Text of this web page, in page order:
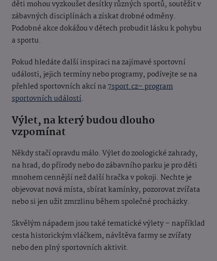
děti mohou vyzkoušet desítky různých sportů, soutěžit v
zábavných disciplínách a získat drobné odměny.
Podobné akce dokážou v dětech probudit lásku k pohybu
a sportu.
Pokud hledáte další inspiraci na zajímavé sportovní
události, jejich termíny nebo programy, podívejte se na
přehled sportovních akcí na7sport.cz– program
sportovních událostí.
Výlet, na který budou dlouho
vzpomínat
Někdy stačí opravdu málo. Výlet do zoologické zahrady,
na hrad, do přírody nebo do zábavního parku je pro děti
mnohem cennější než další hračka v pokoji. Nechte je
objevovat nová místa, sbírat kamínky, pozorovat zvířata
nebo si jen užít zmrzlinu během společné procházky.
Skvělým nápadem jsou také tematické výlety – například
cesta historickým vláčkem, návštěva farmy se zvířaty
nebo den plný sportovních aktivit.